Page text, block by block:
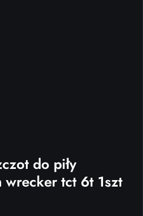
do piły
wrecker tct 6t 1szt